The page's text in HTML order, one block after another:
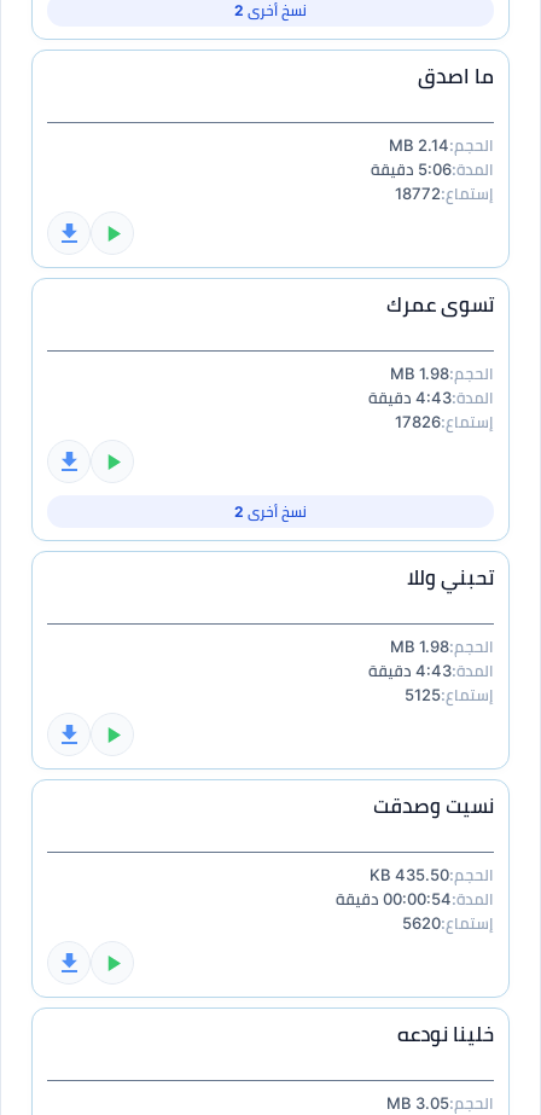
نسخ أخرى 2
ما اصدق
الحجم:2.14 MB
المدة:5:06 دقيقة
إستماع:18772
تسوى عمرك
الحجم:1.98 MB
المدة:4:43 دقيقة
إستماع:17826
نسخ أخرى 2
تحبني وللا
الحجم:1.98 MB
المدة:4:43 دقيقة
إستماع:5125
نسيت وصدقت
الحجم:435.50 KB
المدة:00:00:54 دقيقة
إستماع:5620
خلينا نودعه
الحجم:3.05 MB